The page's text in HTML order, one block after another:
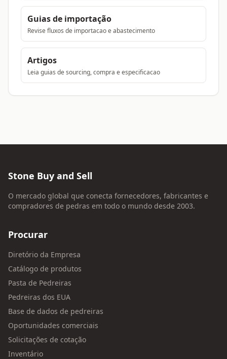
Guias de importação
Revise fluxos de importacao e abastecimento
Artigos
Leia guias de sourcing, compra e especificacao
Stone Buy and Sell
O mercado global que conecta fornecedores, fabricantes e
compradores de pedras em todo o mundo desde 2003.
Procurar
Diretório da Empresa
Catálogo de produtos
Pasta de Pedreiras
Pedreiras dos EUA
Base de dados de pedreiras
Oportunidades comerciais
Solicitações de cotação
Inventário